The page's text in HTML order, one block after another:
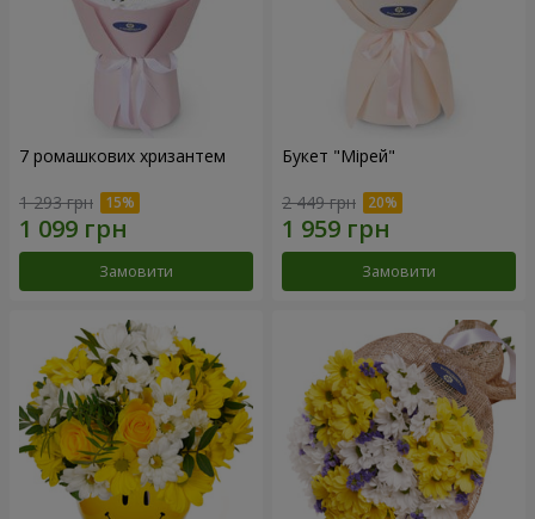
7 ромашкових хризантем
1 293 грн
Замовити
Букет "Мірей"
2 449 грн
Замовити